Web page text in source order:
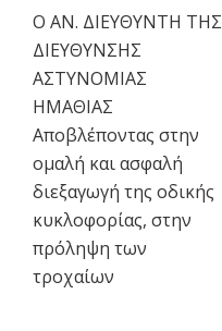
Ο ΑΝ. ΔΙΕΥΘΥΝΤΗ ΤΗΣ
ΔΙΕΥΘΥΝΣΗΣ
ΑΣΤΥΝΟΜΙΑΣ
ΗΜΑΘΙΑΣ
Αποβλέποντας στην
ομαλή και ασφαλή
διεξαγωγή της οδικής
κυκλοφορίας, στην
πρόληψη των
τροχαίων